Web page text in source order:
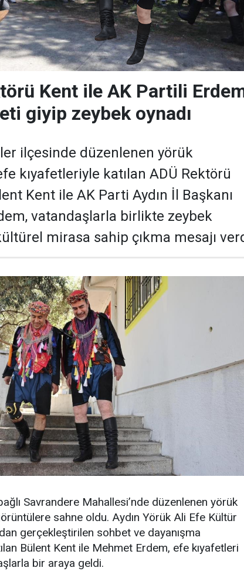
Kent ile AK Partili
giyip zeybek oynadı
ilçesinde düzenlenen yörük
kıyafetleriyle katılan ADÜ Rektörü
Kent ile AK Parti Aydın İl Başkanı
vatandaşlarla birlikte zeybek
mirasa sahip çıkma mesajı
Savrandere Mahallesi’nde düzenlenen yörük
sahne oldu. Aydın Yörük Ali Efe Kültür
gerçekleştirilen sohbet ve dayanışma
Bülent Kent ile Mehmet Erdem, efe kıyafetleri
bir araya geldi.